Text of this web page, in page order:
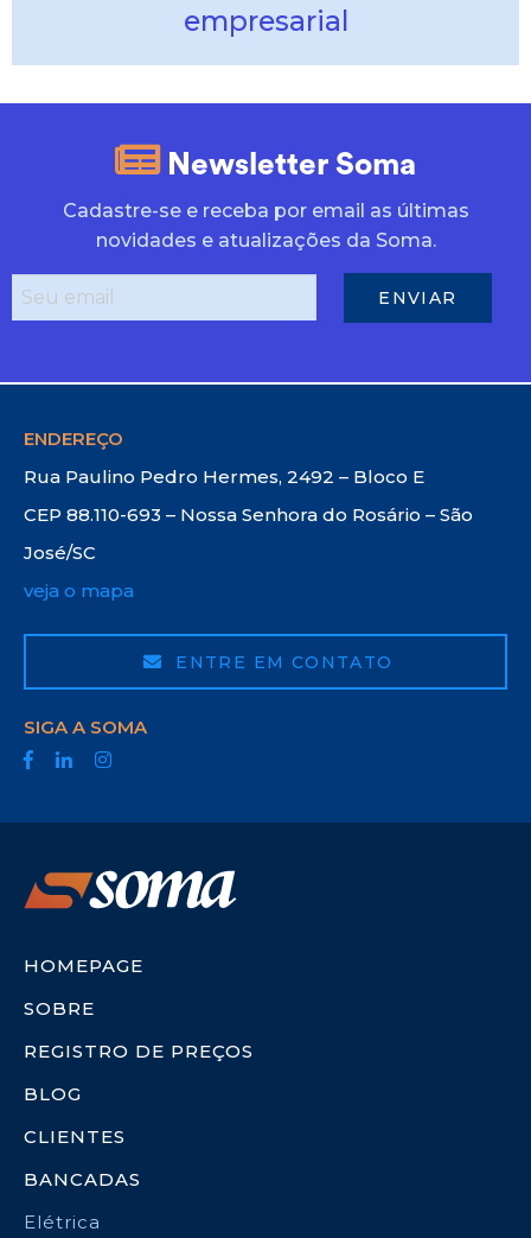
empresarial
Newsletter Soma
Cadastre-se e receba por email as últimas
novidades e atualizações da Soma.
ENDEREÇO
Rua Paulino Pedro Hermes, 2492 – Bloco E
CEP 88.110-693 – Nossa Senhora do Rosário – São
José/SC
veja o mapa
ENTRE EM CONTATO
SIGA A SOMA
HOMEPAGE
SOBRE
REGISTRO DE PREÇOS
BLOG
CLIENTES
BANCADAS
Elétrica